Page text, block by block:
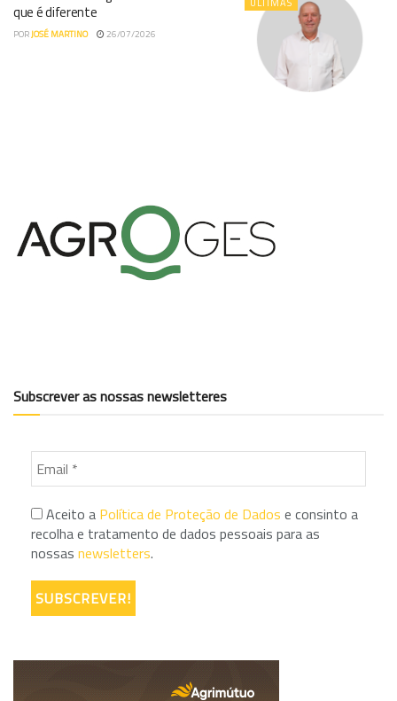
que é diferente
PORJOSÉ MARTINO 26/07/2026
Subscrever as nossas newsletteres
Aceito a Política de Proteção de Dados e consinto a
recolha e tratamento de dados pessoais para as
nossas newsletters.